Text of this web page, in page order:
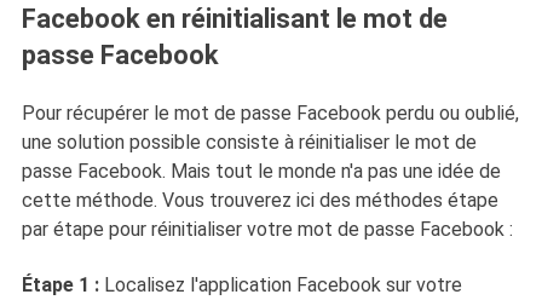
Facebook en réinitialisant le mot de
passe Facebook
Pour récupérer le mot de passe Facebook perdu ou oublié,
une solution possible consiste à réinitialiser le mot de
passe Facebook. Mais tout le monde n'a pas une idée de
cette méthode. Vous trouverez ici des méthodes étape
par étape pour réinitialiser votre mot de passe Facebook :
Étape 1 :Localisez l'application Facebook sur votre